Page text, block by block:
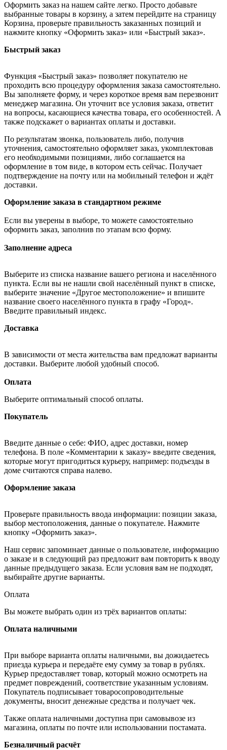
Оформить заказ на нашем сайте легко. Просто добавьте
выбранные товары в корзину, а затем перейдите на страницу
Корзина, проверьте правильность заказанных позиций и
нажмите кнопку «Оформить заказ» или «Быстрый заказ».
Быстрый заказ
Функция «Быстрый заказ» позволяет покупателю не
проходить всю процедуру оформления заказа самостоятельно.
Вы заполняете форму, и через короткое время вам перезвонит
менеджер магазина. Он уточнит все условия заказа, ответит
на вопросы, касающиеся качества товара, его особенностей. А
также подскажет о вариантах оплаты и доставки.
По результатам звонка, пользователь либо, получив
уточнения, самостоятельно оформляет заказ, укомплектовав
его необходимыми позициями, либо соглашается на
оформление в том виде, в котором есть сейчас. Получает
подтверждение на почту или на мобильный телефон и ждёт
доставки.
Оформление заказа в стандартном режиме
Если вы уверены в выборе, то можете самостоятельно
оформить заказ, заполнив по этапам всю форму.
Заполнение адреса
Выберите из списка название вашего региона и населённого
пункта. Если вы не нашли свой населённый пункт в списке,
выберите значение «Другое местоположение» и впишите
название своего населённого пункта в графу «Город».
Введите правильный индекс.
Доставка
В зависимости от места жительства вам предложат варианты
доставки. Выберите любой удобный способ.
Оплата
Выберите оптимальный способ оплаты.
Покупатель
Введите данные о себе: ФИО, адрес доставки, номер
телефона. В поле «Комментарии к заказу» введите сведения,
которые могут пригодиться курьеру, например: подъезды в
доме считаются справа налево.
Оформление заказа
Проверьте правильность ввода информации: позиции заказа,
выбор местоположения, данные о покупателе. Нажмите
кнопку «Оформить заказ».
Наш сервис запоминает данные о пользователе, информацию
о заказе и в следующий раз предложит вам повторить к вводу
данные предыдущего заказа. Если условия вам не подходят,
выбирайте другие варианты.
Оплата
Вы можете выбрать один из трёх вариантов оплаты:
Оплата наличными
При выборе варианта оплаты наличными, вы дожидаетесь
приезда курьера и передаёте ему сумму за товар в рублях.
Курьер предоставляет товар, который можно осмотреть на
предмет повреждений, соответствие указанным условиям.
Покупатель подписывает товаросопроводительные
документы, вносит денежные средства и получает чек.
Также оплата наличными доступна при самовывозе из
магазина, оплаты по почте или использовании постамата.
Безналичный расчёт